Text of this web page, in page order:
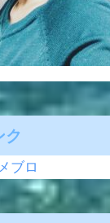
ク
ブロ